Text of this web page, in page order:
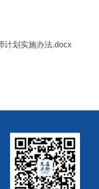
计划实施办法.docx